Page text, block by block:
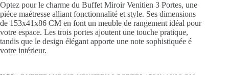
Optez pour le charme du Buffet Miroir Venitien 3 Portes, une
piéce maétresse alliant fonctionnalité et style. Ses dimensions
de 153x41x86 CM en font un meuble de rangement idéal pour
votre espace. Les trois portes ajoutent une touche pratique,
tandis que le design élégant apporte une note sophistiquée é
votre intérieur.